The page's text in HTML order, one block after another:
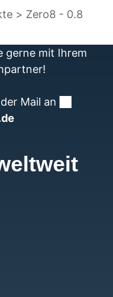
Zero8 - 0.8
gerne mit Ihrem
Mail an